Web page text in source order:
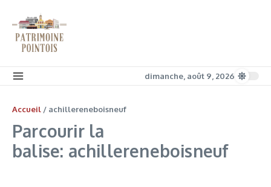
dimanche, août 9, 2026
Accueil / achillereneboisneuf
Parcourir la
balise: achillereneboisneuf